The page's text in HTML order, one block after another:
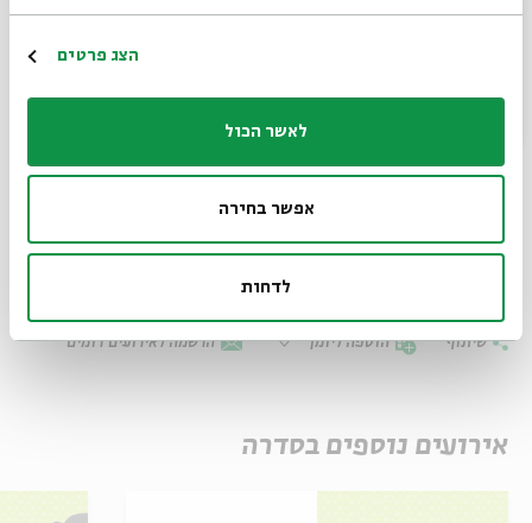
הצג פרטים
לאשר הכול
אפשר בחירה
לדחות
חמישי | יח בתשרי | 1.10 | 11:30 ו-13:30
ייעוץ אמנותי והפקה: אסנת יהודה
שיתוף הוספה ליומן הרשמה לאירועים דומים
אירועים נוספים בסדרה